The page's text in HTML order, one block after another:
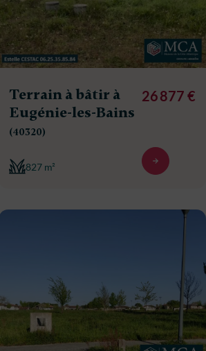
Terrain à bâtir à
Eugénie-les-Bains
(40320)
827 m²
26 877 €